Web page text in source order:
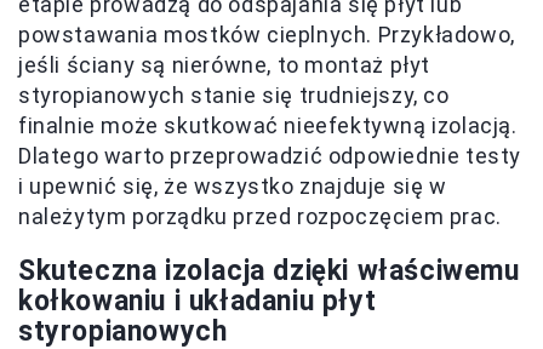
powstawania mostków cieplnych. Przykładowo,
jeśli ściany są nierówne, to montaż płyt
styropianowych stanie się trudniejszy, co
finalnie może skutkować nieefektywną izolacją.
Dlatego warto przeprowadzić odpowiednie testy
i upewnić się, że wszystko znajduje się w
należytym porządku przed rozpoczęciem prac.
Skuteczna izolacja dzięki właściwemu
kołkowaniu i układaniu płyt
styropianowych